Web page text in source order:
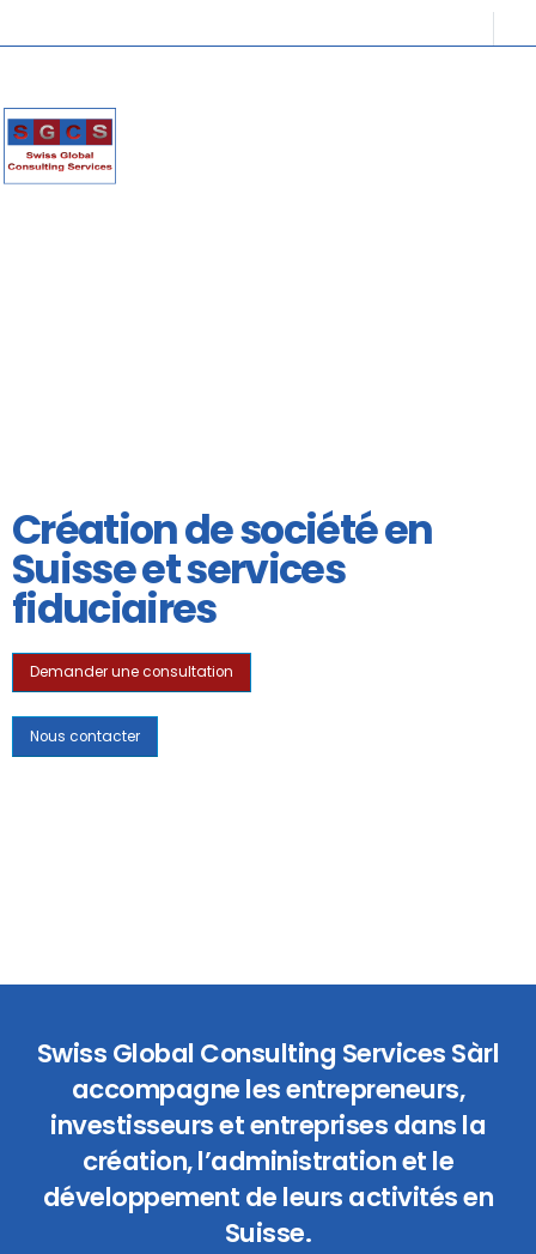
Création de société en
Suisse et services
fiduciaires
Demander une consultation
Nous contacter
Swiss Global Consulting Services Sàrl
accompagne les entrepreneurs,
investisseurs et entreprises dans la
création, l’administration et le
développement de leurs activités en
Suisse.